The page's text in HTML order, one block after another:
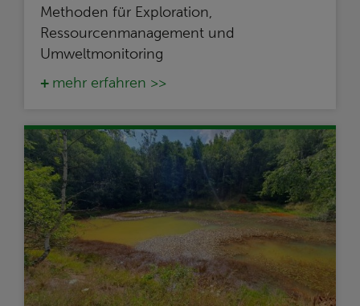
Methoden für Exploration,
Ressourcenmanagement und
Umweltmonitoring
mehr erfahren >>